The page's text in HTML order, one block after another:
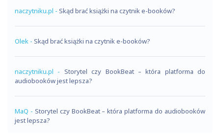
naczytniku.pl - Skąd brać książki na czytnik e-booków?
Olek - Skąd brać książki na czytnik e-booków?
naczytniku.pl - Storytel czy BookBeat – która platforma do
audiobooków jest lepsza?
MaQ - Storytel czy BookBeat – która platforma do audiobooków
jest lepsza?